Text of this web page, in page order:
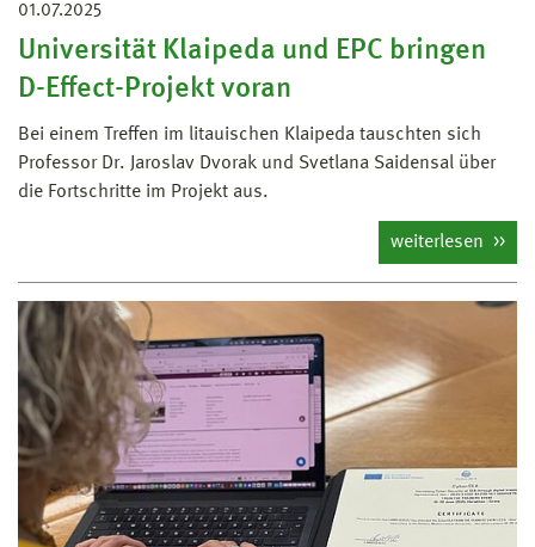
01.07.2025
Universität Klaipeda und EPC bringen
D-Effect-Projekt voran
Bei einem Treffen im litauischen Klaipeda tauschten sich
Professor Dr. Jaroslav Dvorak und Svetlana Saidensal über
die Fortschritte im Projekt aus.
weiterlesen